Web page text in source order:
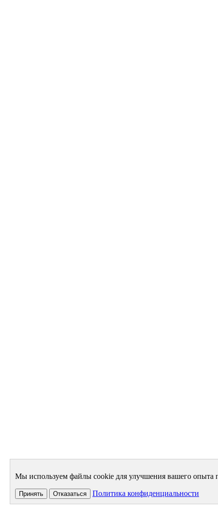
Мы используем файлы cookie для улучшения вашего опыта
Принять Отказаться Политика конфиденциальности